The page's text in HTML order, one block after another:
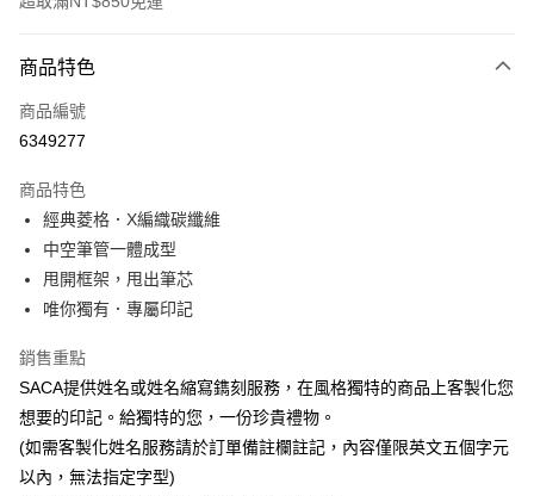
信用卡一次付款
超商取貨付款
運送方式
全家取貨付款
每筆NT$60，滿NT$850(含以上)免運費
每筆NT$60，滿NT$850(含以上)免運費
宅配
每筆NT$60，滿NT$850(含以上)免運費
商品特色
商品編號
6349277
商品特色
經典菱格．X編織碳纖維
中空筆管一體成型
甩開框架，甩出筆芯
唯你獨有．專屬印記
銷售重點
SACA提供姓名或姓名縮寫鐫刻服務，在風格獨特的商品上客製化您
想要的印記。給獨特的您，一份珍貴禮物。
(如需客製化姓名服務請於訂單備註欄註記，內容僅限英文五個字元
以內，無法指定字型)